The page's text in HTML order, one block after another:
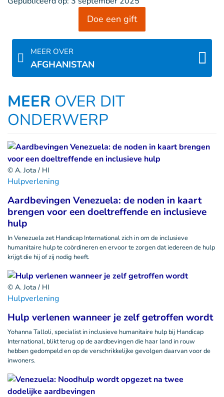
Doe een gift
MEER OVER
AFGHANISTAN
MEER OVER DIT
ONDERWERP
© A. Jota / HI
Hulpverlening
Aardbevingen Venezuela: de noden in kaart
brengen voor een doeltreffende en inclusieve
hulp
In Venezuela zet Handicap International zich in om de inclusieve
humanitaire hulp te coördineren en ervoor te zorgen dat iedereen de hulp
krijgt die hij of zij nodig heeft.
© A. Jota / HI
Hulpverlening
Hulp verlenen wanneer je zelf getroffen wordt
Yohanna Talloli, specialist in inclusieve humanitaire hulp bij Handicap
International, blikt terug op de aardbevingen die haar land in rouw
hebben gedompeld en op de verschrikkelijke gevolgen daarvan voor de
inwoners.